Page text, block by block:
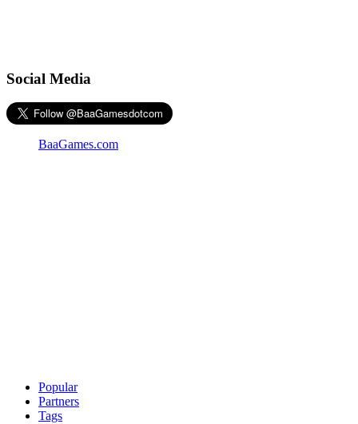
Social Media
BaaGames.com
Popular
Partners
Tags